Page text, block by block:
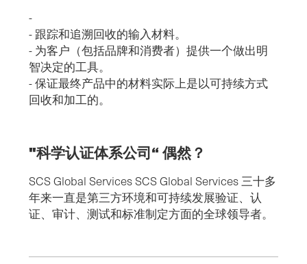
-
- 跟踪和追溯回收的输入材料。
- 为客户（包括品牌和消费者）提供一个做出明
智决定的工具。
- 保证最终产品中的材料实际上是以可持续方式
回收和加工的。
"科学认证体系公司“ 偶然？
SCS Global Services SCS Global Services 三十多
年来一直是第三方环境和可持续发展验证、认
证、审计、测试和标准制定方面的全球领导者。